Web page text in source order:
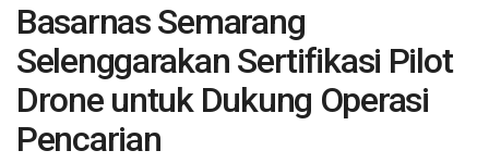
Basarnas Semarang
Selenggarakan Sertifikasi Pilot
Drone untuk Dukung Operasi
Pencarian